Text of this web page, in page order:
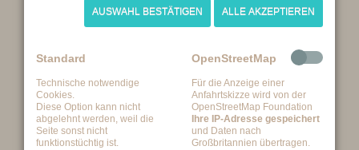
AUSWAHL BESTÄTIGEN ALLE AKZEPTIEREN
Standard
Technische notwendige
Cookies.
Diese Option kann nicht
abgelehnt werden, weil die
Seite sonst nicht
funktionstüchtig ist.
OpenStreetMap
Für die Anzeige einer
Anfahrtskizze wird von der
OpenStreetMap Foundation
Ihre IP-Adresse gespeichert
und Daten nach
Großbritannien übertragen.